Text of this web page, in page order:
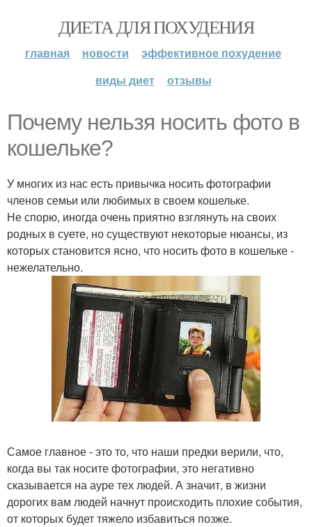
ДИЕТА ДЛЯ ПОХУДЕНИЯ
главная новости
эффективное похудение
виды диет
отзывы
Почему нельзя носить фото в
кошельке?
У многих из нас есть привычка носить фотографии
членов семьи или любимых в своем кошельке.
Не спорю, иногда очень приятно взглянуть на своих
родных в суете, но существуют некоторые нюансы, из
которых становится ясно, что носить фото в кошельке -
нежелательно.
Самое главное - это то, что наши предки верили, что,
когда вы так носите фотографии, это негативно
сказывается на ауре тех людей. А значит, в жизни
дорогих вам людей начнут происходить плохие события,
от которых будет тяжело избавиться позже.